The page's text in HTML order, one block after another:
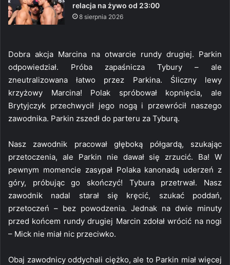
relacja na żywo od 23:00
8 sierpnia 2026
Dobra akcja Marcina na otwarcie rundy drugiej. Parkin
odpowiedział. Próba zapaśnicza Tybury – ale
zneutralizowana łatwo przez Parkina. Śliczny lewy
krzyżowy Marcina! Polak spróbował kopnięcia, ale
Brytyjczyk przechwycił jego nogą i przewrócił naszego
zawodnika. Parkin zszedł do parteru za Tyburą.
Nasz zawodnik pracował głęboką półgardą, szukając
przetoczenia, ale Parkin nie dawał się zrzucić. Ba! W
pewnym momencie zasypał Polaka kanonadą uderzeń z
góry, próbując go skończyć! Tybura przetrwał. Nasz
zawodnik nadal starał się kręcić, szukać poddań,
przetoczeń – bez powodzenia. Jednak na dwie minuty
przed końcem rundy drugiej Marcin zdołał wrócić na nogi
– Mick nie miał nic przeciwko.
Obaj zawodnicy oddychali ciężko, ale to Parkin miał więcej